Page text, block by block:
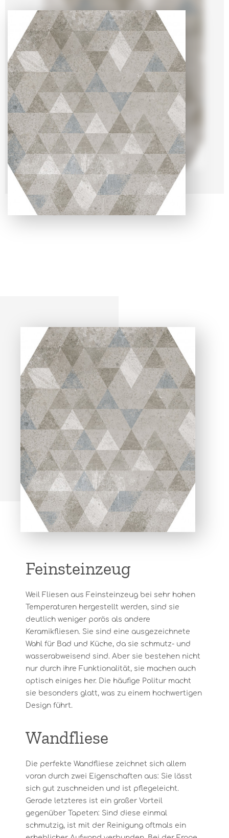
Feinsteinzeug
Weil Fliesen aus Feinsteinzeug bei sehr hohen
Temperaturen hergestellt werden, sind sie
deutlich weniger porös als andere
Keramikfliesen. Sie sind eine ausgezeichnete
Wahl für Bad und Küche, da sie schmutz- und
wasserabweisend sind. Aber sie bestehen nicht
nur durch ihre Funktionalität, sie machen auch
optisch einiges her. Die häufige Politur macht
sie besonders glatt, was zu einem hochwertigen
Design führt.
Wandfliese
Die perfekte Wandfliese zeichnet sich allem
voran durch zwei Eigenschaften aus: Sie lässt
sich gut zuschneiden und ist pflegeleicht.
Gerade letzteres ist ein großer Vorteil
gegenüber Tapeten: Sind diese einmal
schmutzig, ist mit der Reinigung oftmals ein